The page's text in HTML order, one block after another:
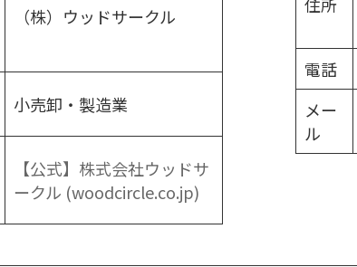
（株）ウッドサークル
小売卸・製造業
【公式】株式会社ウッドサ
ークル (woodcircle.co.jp)
電話
メー
ル